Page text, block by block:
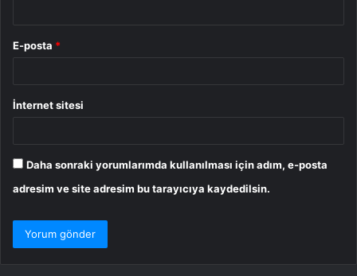
E-posta *
İnternet sitesi
Daha sonraki yorumlarımda kullanılması için adım, e-posta
adresim ve site adresim bu tarayıcıya kaydedilsin.